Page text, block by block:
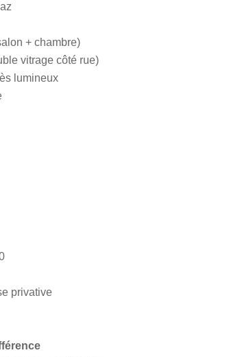
+ chambre)
vitrage côté rue)
lumineux
privative